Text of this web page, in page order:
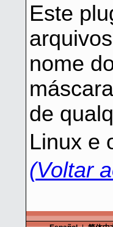
Este
nome
de
Linux e
(Voltar